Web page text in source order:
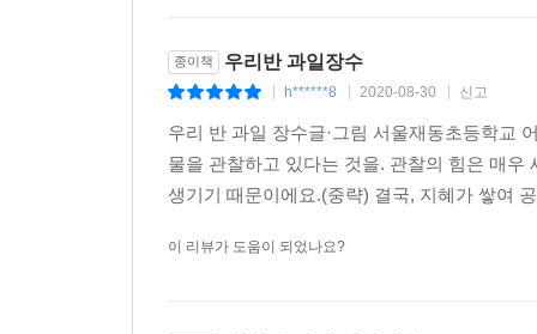
종이책 우리반 과일장수
h******8 2020-08-30 신고
우리 반 과일 장수글·그림 서울재동초등학교
물을 관찰하고 있다는 것을. 관찰의 힘은 매
생기기 때문이에요.(중략) 결국, 지혜가 쌓여
이 리뷰가 도움이 되었나요?